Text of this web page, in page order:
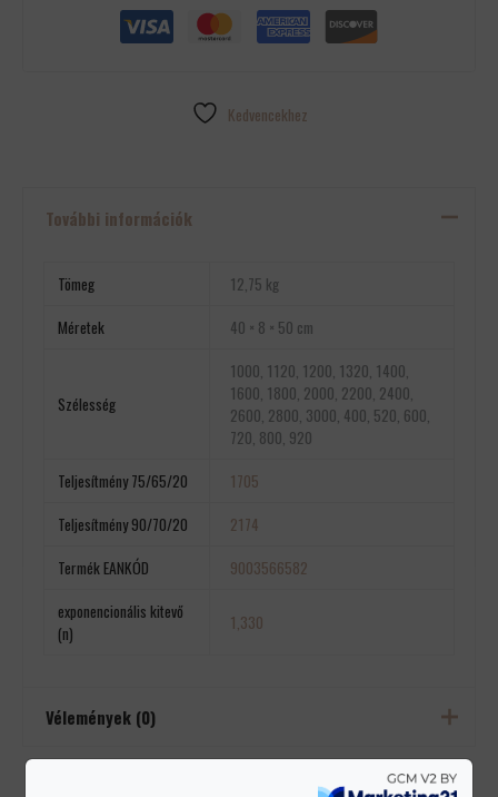
Kedvencekhez
További információk
Tömeg
12,75 kg
Méretek
40 × 8 × 50 cm
Szélesség
1000, 1120, 1200, 1320, 1400,
1600, 1800, 2000, 2200, 2400,
2600, 2800, 3000, 400, 520, 600,
720, 800, 920
Teljesítmény 75/65/20
1705
Teljesítmény 90/70/20
2174
Termék EANKÓD
9003566582
exponencionális kitevő
(n)
1,330
Vélemények (0)